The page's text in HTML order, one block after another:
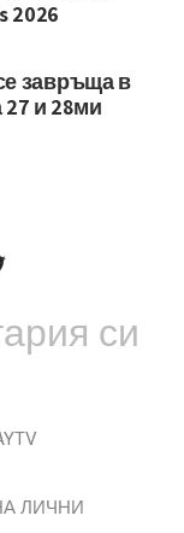
2026
завръща в
27 и 28ми
си
ЛИЧНИ